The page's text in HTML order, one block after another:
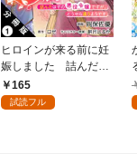
ヒロインが来る前に妊
娠しました 詰んだは
ずの悪役令嬢ですが、
どうやら違うようです
165
試読フル